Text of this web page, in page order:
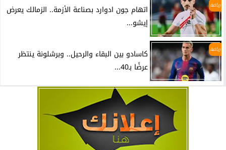
رياضة
اتهام جون ادوارد بصناعة الأزمة.. الزمالك يعرض
إيشو...
رياضة
كاسادو بين البقاء والرحيل.. وبرشلونة ينتظر
عرضًا بـ40...